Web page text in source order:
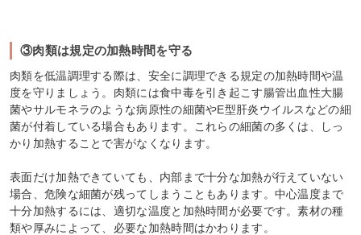
③肉類は規定の加熱時間を守る
肉類を低温調理する際は、安全に調理できる規定の加熱時間や温
度を守りましょう。肉類には食中毒を引き起こす腸管出血性大腸
菌やサルモネラのような病原性の細菌やE型肝炎ウイルスなどの細
菌が付着している場合もあります。これらの細菌の多くは、しっ
かり加熱することで害がなくなります。
表面だけ加熱できていても、内部まで十分な加熱が行えていない
場合、危険な細菌が残ってしまうこともあります。中心温度まで
十分加熱するには、適切な温度と加熱時間が必要です。素材の種
類や厚みによって、必要な加熱時間はかわります。